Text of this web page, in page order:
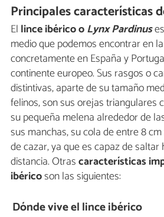
Principales características
El lince ibérico oLynx Pardinus
medio que podemos encontrar en
concretamente en España y
continente europeo. Sus rasgos o
distintivas, aparte de su tamaño
felinos, son sus orejas triangulares
su pequeña melena alrededor de
sus manchas, su cola de entre 8
de cazar, ya que es capaz de
distancia. Otrascaracterísticas
ibéricoson las siguientes:
Dónde vive el lince ibérico